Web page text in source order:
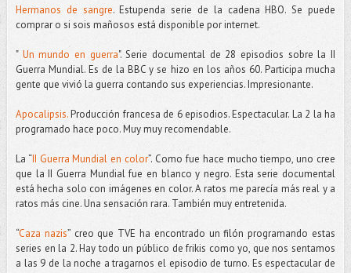
Hermanos de sangre. Estupenda serie de la cadena HBO. Se puede
comprar o si sois mañosos está disponible por internet.
" Un mundo en guerra". Serie documental de 28 episodios sobre la II
Guerra Mundial. Es de la BBC y se hizo en los años 60. Participa mucha
gente que vivió la guerra contando sus experiencias. Impresionante.
Apocalipsis.Producción francesa de 6 episodios. Espectacular. La 2 la ha
programado hace poco. Muy muy recomendable.
La “II Guerra Mundial en color”. Como fue hace mucho tiempo, uno cree
que la II Guerra Mundial fue en blanco y negro. Esta serie documental
está hecha solo con imágenes en color. A ratos me parecía más real y a
ratos más cine. Una sensación rara. También muy entretenida.
“Caza nazis” creo que TVE ha encontrado un filón programando estas
series en la 2. Hay todo un público de frikis como yo, que nos sentamos
a las 9 de la noche a tragarnos el episodio de turno. Es espectacular de